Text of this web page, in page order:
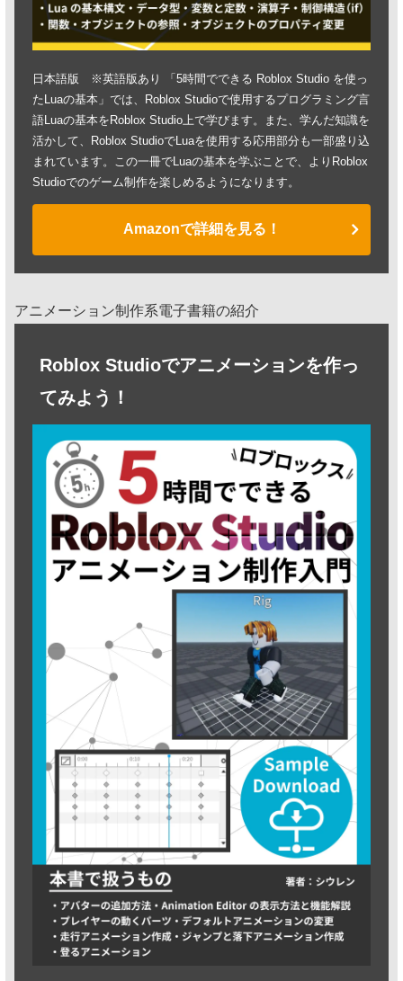
日本語版 ※英語版あり 「5時間でできる Roblox Studio を使っ
たLuaの基本」では、Roblox Studioで使用するプログラミング言
語Luaの基本をRoblox Studio上で学びます。また、学んだ知識を
活かして、Roblox StudioでLuaを使用する応用部分も一部盛り込
まれています。この一冊でLuaの基本を学ぶことで、よりRoblox
Studioでのゲーム制作を楽しめるようになります。
Amazonで詳細を見る！
アニメーション制作系電子書籍の紹介
Roblox Studioでアニメーションを作っ
てみよう！